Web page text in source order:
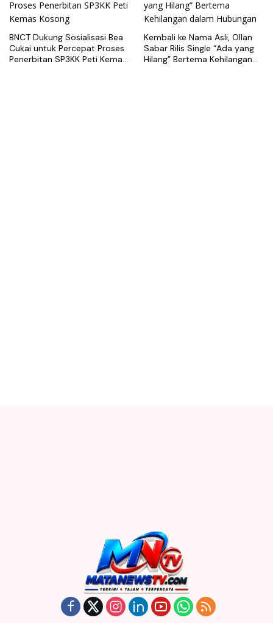
BNCT Dukung Sosialisasi Bea
Cukai untuk Percepat Proses
Penerbitan SP3KK Peti Kemas
Kembali ke Nama Asli, Ollan
Sabar Rilis Single “Ada yang
Hilang” Bertema Kehilangan